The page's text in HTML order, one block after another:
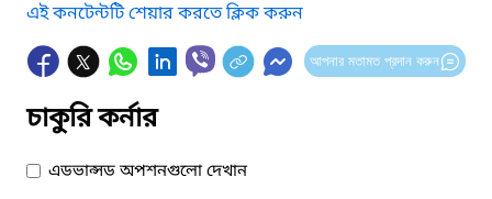
এই কনটেন্টটি শেয়ার করতে ক্লিক করুন
আপনার মতামত প্রদান করুন
চাকুরি কর্নার
এডভান্সড অপশনগুলো দেখান